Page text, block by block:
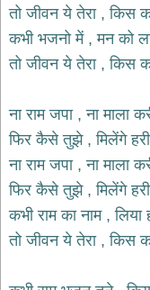
राम
भजन
raam
गुरुदेव
भजन
gurudev
विविध
भजन
miscellaneous
bhajans
भजन
तो जीवन ये तेरा , किस
कभी भजनो में , मन को
तो जीवन ये तेरा , किस
ना राम जपा , ना माला
फिर कैसे तुझे , मिलेंगे
ना राम जपा , ना माला
फिर कैसे तुझे , मिलेंगे
कभी राम का नाम , लिया
तो जीवन ये तेरा , किस